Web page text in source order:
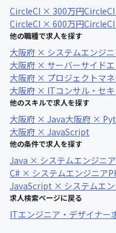
CircleCI × 300万円
CircleCI × 600万円
他の職種で求人を探す
大阪府 × システムエンジ
大阪府 × サーバーサイド
大阪府 × プロジェクトマ
大阪府 × ITコンサル・セ
他のスキルで求人を探す
大阪府 × Java大阪府 ×
大阪府 × JavaScript
他の条件で求人を探す
Java × システムエンジニア
C# × システムエンジニア
JavaScript × システムエン
求人検索ページに戻る
ITエンジニア・デザイナー